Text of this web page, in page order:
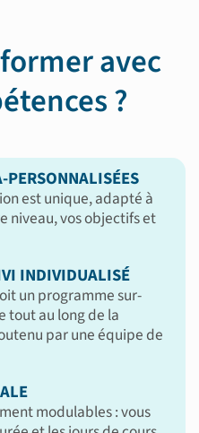
avec
?
PERSONNALISÉES
est unique, adapté à
niveau, vos objectifs et
INDIVIDUALISÉ
un programme sur-
tout au long de la
par une équipe de
modulables : vous